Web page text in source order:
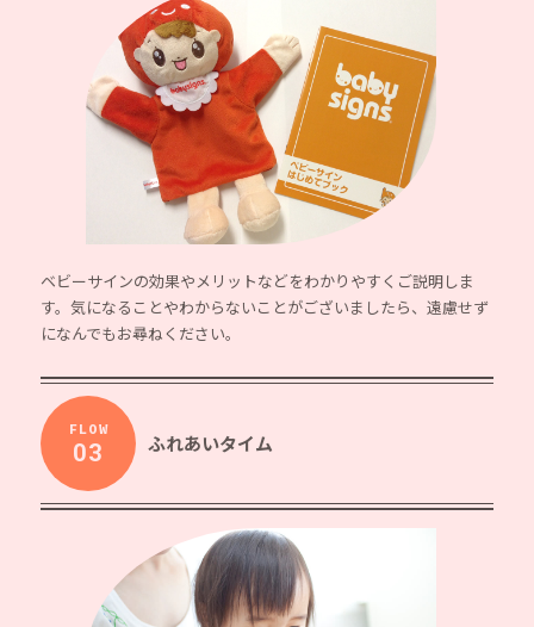
ベビーサインの効果やメリットなどをわかりやすくご説明しま
す。気になることやわからないことがございましたら、遠慮せず
になんでもお尋ねください。
FLOW
03 ふれあいタイム